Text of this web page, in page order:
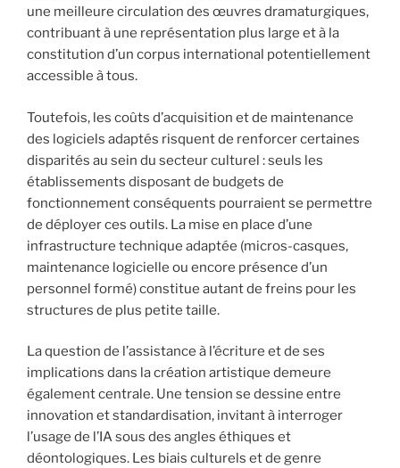
une meilleure circulation des œuvres dramaturgiques,
contribuant à une représentation plus large et à la
constitution d’un corpus international potentiellement
accessible à tous.
Toutefois, les coûts d’acquisition et de maintenance
des logiciels adaptés risquent de renforcer certaines
disparités au sein du secteur culturel : seuls les
établissements disposant de budgets de
fonctionnement conséquents pourraient se permettre
de déployer ces outils. La mise en place d’une
infrastructure technique adaptée (micros-casques,
maintenance logicielle ou encore présence d’un
personnel formé) constitue autant de freins pour les
structures de plus petite taille.
La question de l’assistance à l’écriture et de ses
implications dans la création artistique demeure
également centrale. Une tension se dessine entre
innovation et standardisation, invitant à interroger
l’usage de l’IA sous des angles éthiques et
déontologiques. Les biais culturels et de genre